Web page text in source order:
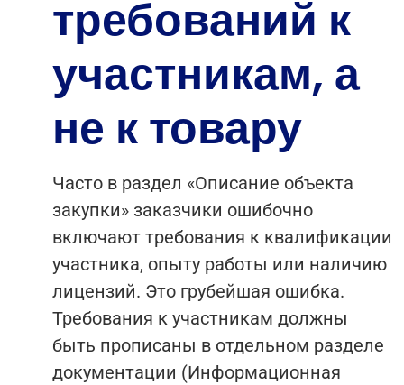
требований к
участникам, а
не к товару
Часто в раздел «Описание объекта
закупки» заказчики ошибочно
включают требования к квалификации
участника, опыту работы или наличию
лицензий. Это грубейшая ошибка.
Требования к участникам должны
быть прописаны в отдельном разделе
документации (Информационная